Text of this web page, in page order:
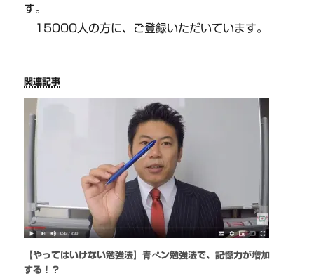
す。
15000人の方に、ご登録いただいています。
関連記事
【やってはいけない勉強法】青ペン勉強法で、記憶力が増加
する！？